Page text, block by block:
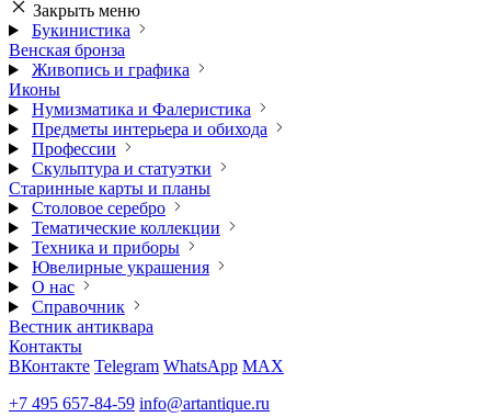
Закрыть меню
Букинистика
Венская бронза
Живопись и графика
Иконы
Нумизматика и Фалеристика
Предметы интерьера и обихода
Профессии
Скульптура и статуэтки
Старинные карты и планы
Столовое серебро
Тематические коллекции
Техника и приборы
Ювелирные украшения
О нас
Справочник
Вестник антиквара
Контакты
ВКонтакте Telegram WhatsApp MAX
+7 495 657-84-59 info@artantique.ru